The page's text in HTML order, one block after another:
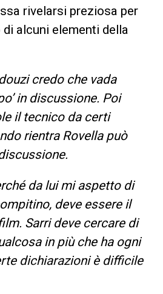
rivelarsi preziosa per
alcuni elementi della
credo che vada
in discussione. Poi
il tecnico da certi
rientra Rovella può
da lui mi aspetto di
deve essere il
Sarri deve cercare di
in più che ha ogni
dichiarazioni è difficile